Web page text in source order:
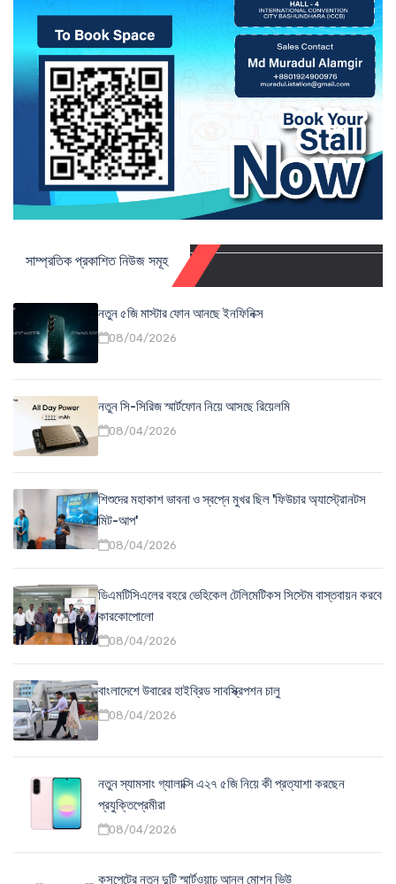
সাম্প্রতিক প্রকাশিত নিউজ সমূহ
নতুন ৫জি মাস্টার ফোন আনছে ইনফিনিক্স
08/04/2026
নতুন সি-সিরিজ স্মার্টফোন নিয়ে আসছে রিয়েলমি
08/04/2026
শিশুদের মহাকাশ ভাবনা ও স্বপ্নে মুখর ছিল 'ফিউচার অ্যাস্ট্রোনটস
মিট-আপ'
08/04/2026
ডিএমটিসিএলের বহরে ভেহিকেল টেলিমেটিকস সিস্টেম বাস্তবায়ন করবে
কারকোপোলো
08/04/2026
বাংলাদেশে উবারের হাইব্রিড সাবস্ক্রিপশন চালু
08/04/2026
নতুন স্যামসাং গ্যালাক্সি এ২৭ ৫জি নিয়ে কী প্রত্যাশা করছেন
প্রযুক্তিপ্রেমীরা
08/04/2026
কসপেটের নতুন দুটি স্মার্টওয়াচ আনল মোশন ভিউ